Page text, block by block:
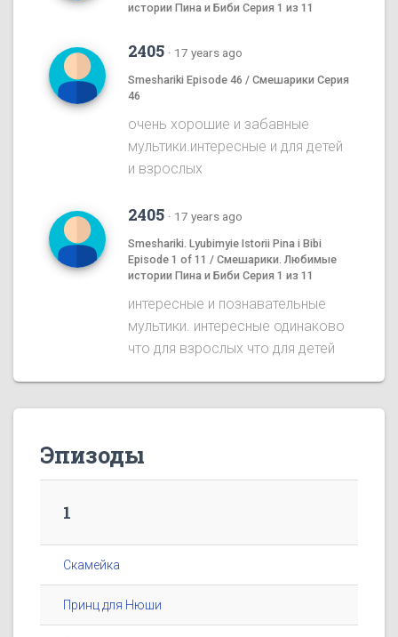
истории Пина и Биби Серия 1 из 11
2405 · 17 years ago
Smeshariki Episode 46 / Смешарики Серия
46
очень хорошие и забавные
мультики.интересные и для детей
и взрослых
2405 · 17 years ago
Smeshariki. Lyubimyie Istorii Pina i Bibi
Episode 1 of 11 / Смешарики. Любимые
истории Пина и Биби Серия 1 из 11
интересные и познавательные
мультики. интересные одинаково
что для взрослых что для детей
Эпизоды
1
Скамейка
Принц для Нюши